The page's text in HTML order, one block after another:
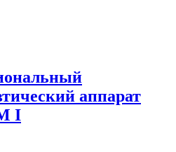
аппарат
I